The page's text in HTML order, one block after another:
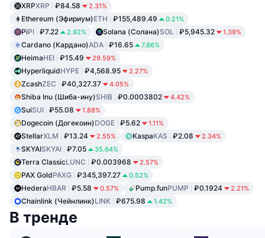
XRPXRP ₽84.58 2.31%
Ethereum (Эфириум)ETH ₽155,489.49 0.21%
PiPI ₽7.22 2.92% Solana (Солана)SOL ₽5,945.32 1.39%
Cardano (Кардано)ADA ₽16.65 7.86%
HeimaHEI ₽15.49 29.59%
HyperliquidHYPE ₽4,568.95 2.27%
ZcashZEC ₽40,327.37 4.05%
Shiba Inu (Шиба-ину)SHIB ₽0.0003802 4.42%
SuiSUI ₽55.08 1.88%
Dogecoin (Догекоин)DOGE ₽5.62 1.11%
StellarXLM ₽13.24 2.55% KaspaKAS ₽2.08 2.34%
SKYAISKYAI ₽7.05 35.64%
Terra ClassicLUNC ₽0.003968 2.57%
PAX GoldPAXG ₽345,397.27 0.52%
HederaHBAR ₽5.58 0.57% Pump.funPUMP ₽0.1924 2.21%
Chainlink (Чейнлинк)LINK ₽675.98 1.42%
В тренде